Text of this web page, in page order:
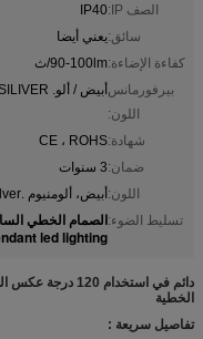
الصف IP:
IP40
سائق:يعني أيضا
كفاءة الإضاءة:90-100lm/ث
بيرفورمانس
اللون:
أبيض / ألو. SILIVER
شهادة:CE ، ROHS
ضمان:3 سنوات
اللون:أبيض، ألومنيوم .Silver، أسود
تسليط الضوء:الصمام الخطي
led lighting
دائم في استخدام
الخطية
تفاصيل سريعة :